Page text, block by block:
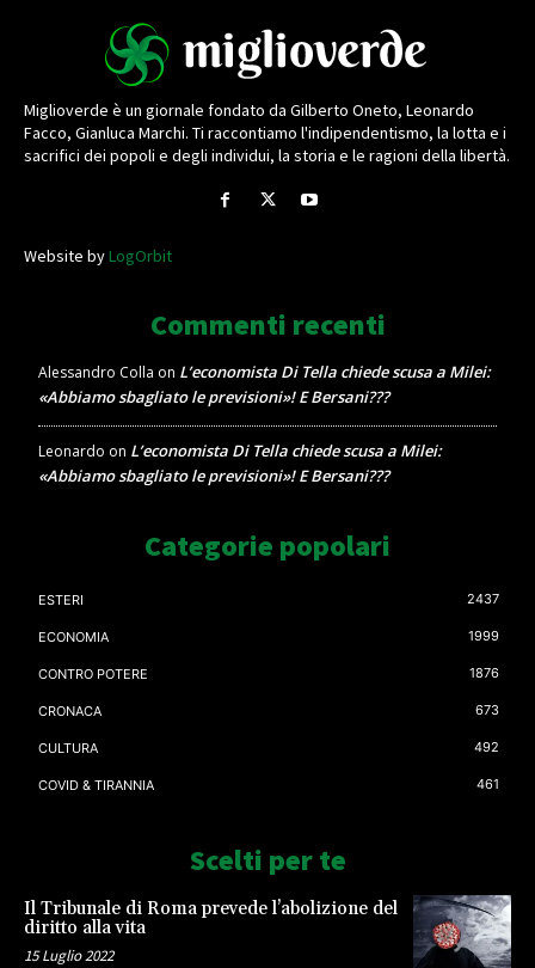
Miglioverde è un giornale fondato da Gilberto Oneto, Leonardo
Facco, Gianluca Marchi. Ti raccontiamo l'indipendentismo, la lotta e i
sacrifici dei popoli e degli individui, la storia e le ragioni della libertà.
Website byLogOrbit
Commenti recenti
Alessandro Colla on L’economista Di Tella chiede scusa a Milei:
«Abbiamo sbagliato le previsioni»! E Bersani???
Leonardo on L’economista Di Tella chiede scusa a Milei:
«Abbiamo sbagliato le previsioni»! E Bersani???
Categorie popolari
ESTERI 2437
ECONOMIA 1999
CONTRO POTERE 1876
CRONACA 673
CULTURA 492
COVID & TIRANNIA 461
Scelti per te
Il Tribunale di Roma prevede l’abolizione del
diritto alla vita
15 Luglio 2022